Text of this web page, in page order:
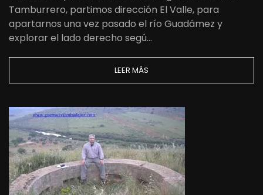
Tamburrero, partimos dirección El Valle, para
apartarnos una vez pasado el río Guadámez y
explorar el lado derecho segú…
LEER MÁS